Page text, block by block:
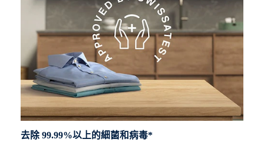
去除 99.99%以上的細菌和病毒*